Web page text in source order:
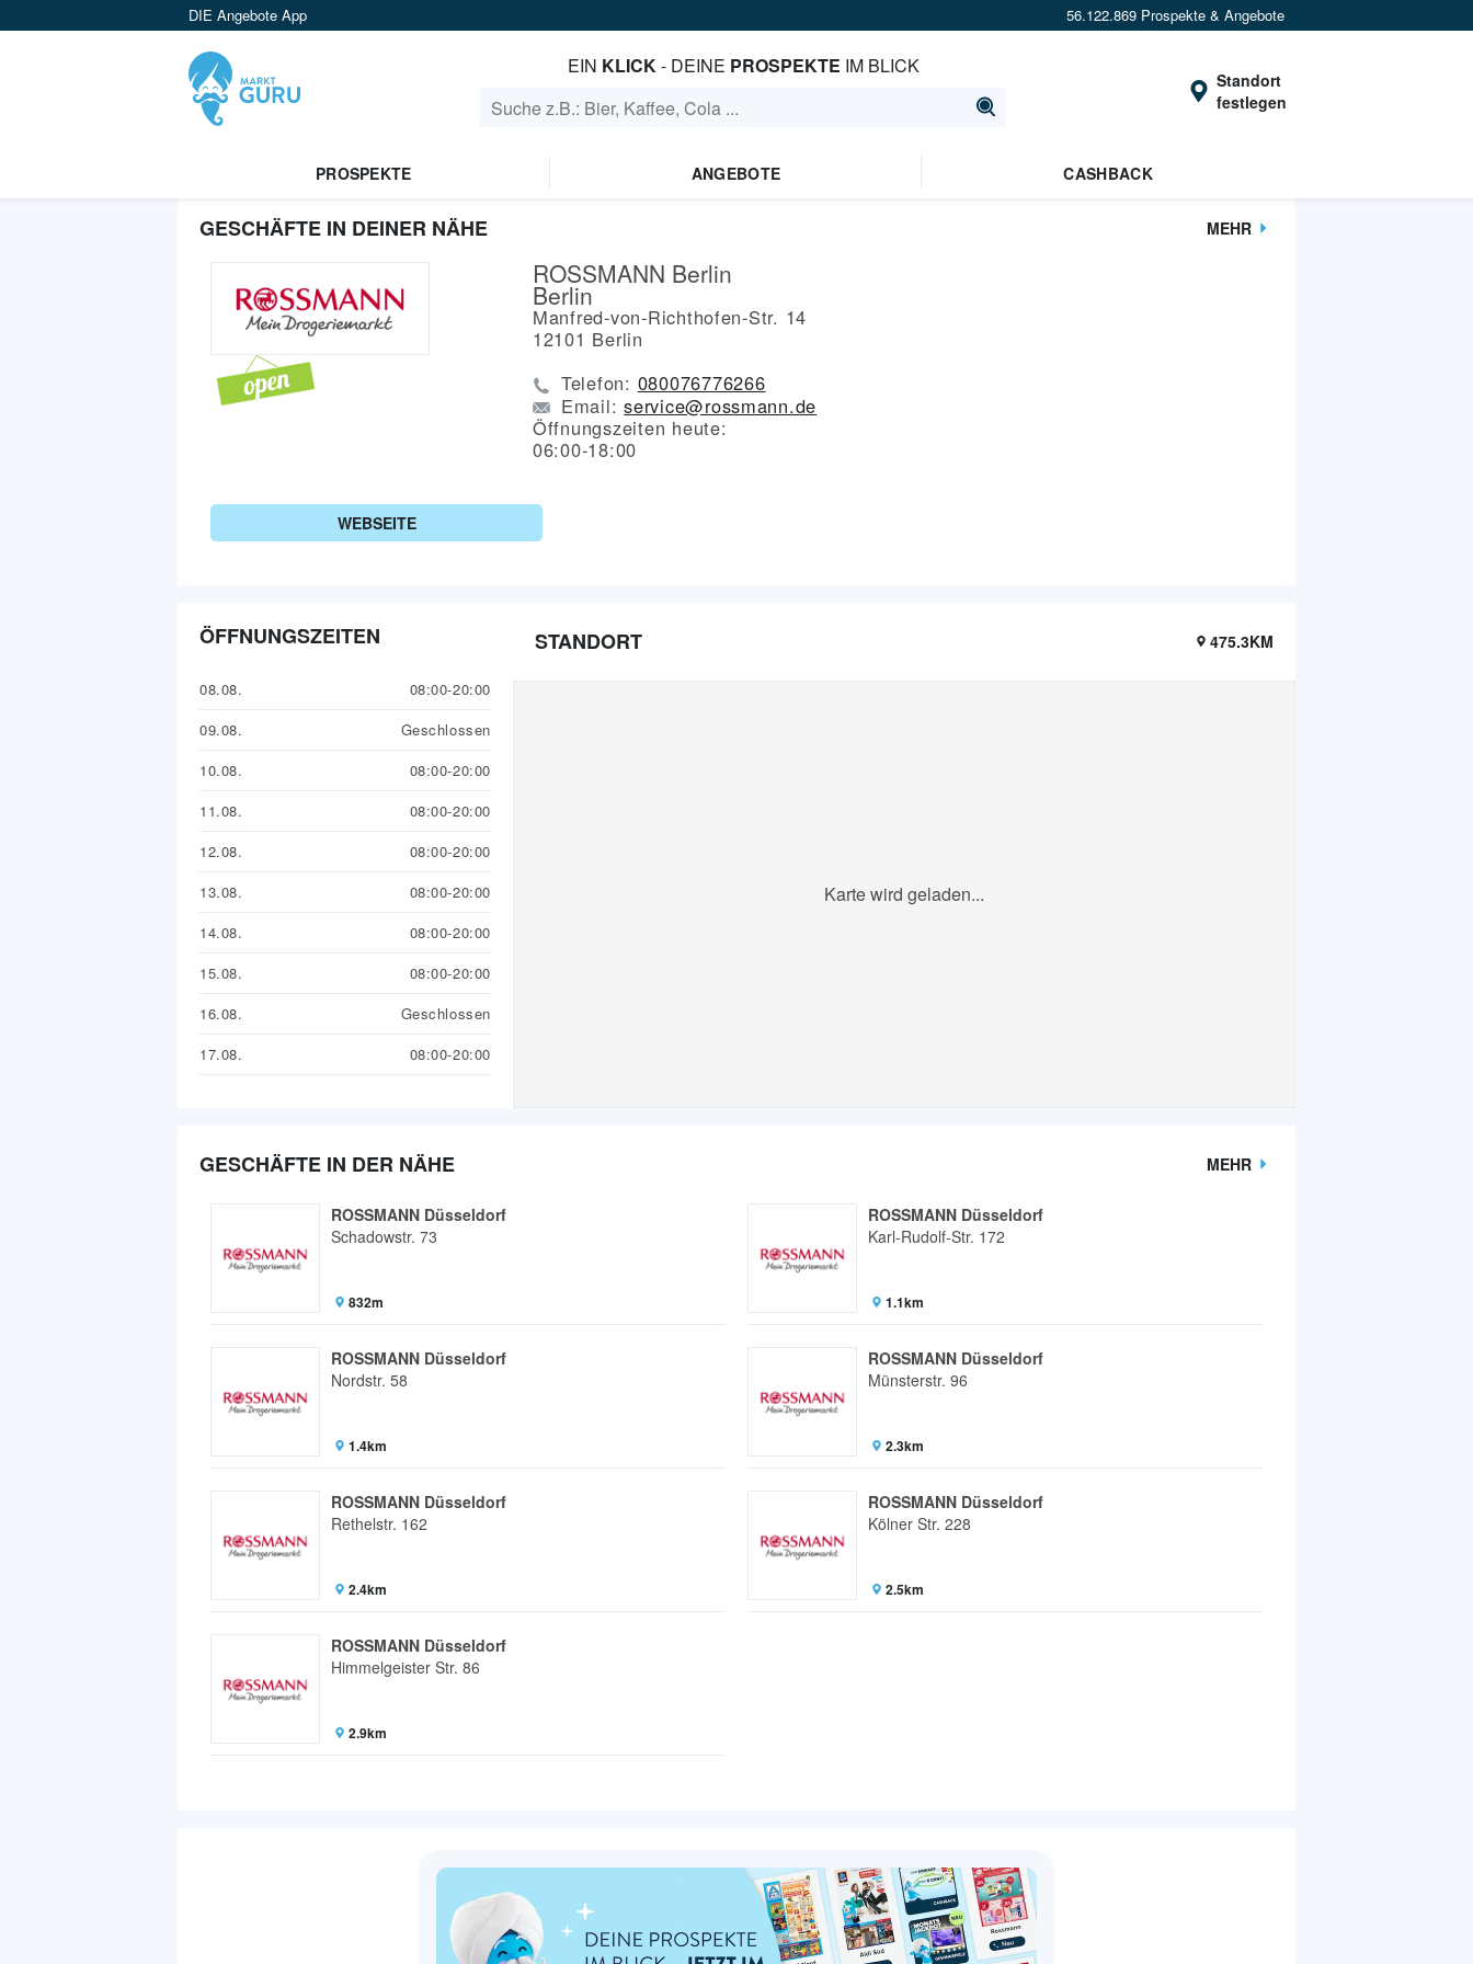
DIE Angebote App 56.122.869 Prospekte & Angebote
EIN KLICK- DEINE PROSPEKTE IM BLICK
Standort
festlegen
PROSPEKTE ANGEBOTE CASHBACK
GESCHÄFTE IN DEINER NÄHE MEHR
ROSSMANN Berlin
Berlin
Manfred-von-Richthofen-Str. 14
12101 Berlin
Telefon: 080076776266
Email:service@rossmann.de
Öffnungszeiten heute:
06:00-18:00
WEBSEITE
ÖFFNUNGSZEITEN
08.08.
08:00-20:00
09.08.
Geschlossen
10.08.
08:00-20:00
11.08.
08:00-20:00
12.08.
08:00-20:00
13.08.
08:00-20:00
14.08.
08:00-20:00
15.08.
08:00-20:00
16.08.
Geschlossen
17.08.
08:00-20:00
STANDORT 475.3KM
Karte wird geladen...
GESCHÄFTE IN DER NÄHE MEHR
ROSSMANN Düsseldorf
Schadowstr. 73
832m
ROSSMANN Düsseldorf
Karl-Rudolf-Str. 172
1.1km
ROSSMANN Düsseldorf
Nordstr. 58
1.4km
ROSSMANN Düsseldorf
Münsterstr. 96
2.3km
ROSSMANN Düsseldorf
Rethelstr. 162
2.4km
ROSSMANN Düsseldorf
Kölner Str. 228
2.5km
ROSSMANN Düsseldorf
Himmelgeister Str. 86
2.9km